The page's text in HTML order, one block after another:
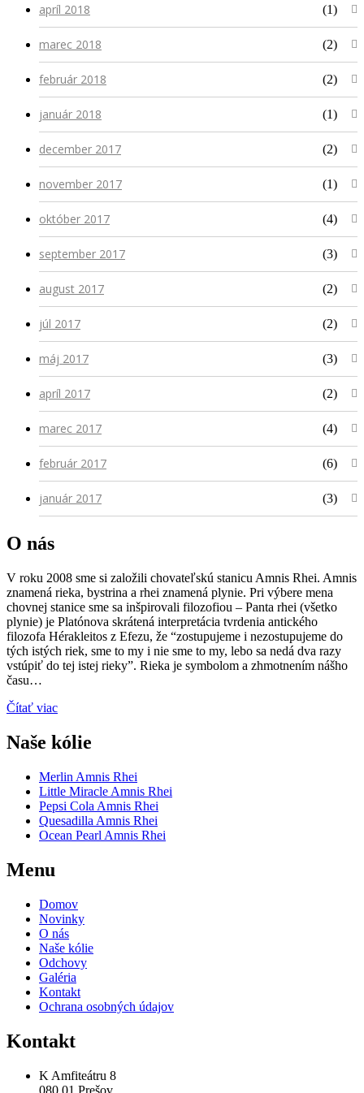
apríl 2018 (1)
marec 2018 (2)
február 2018 (2)
január 2018 (1)
december 2017 (2)
november 2017 (1)
október 2017 (4)
september 2017 (3)
august 2017 (2)
júl 2017 (2)
máj 2017 (3)
apríl 2017 (2)
marec 2017 (4)
február 2017 (6)
január 2017 (3)
O nás
V roku 2008 sme si založili chovateľskú stanicu Amnis Rhei. Amnis
znamená rieka, bystrina a rhei znamená plynie. Pri výbere mena
chovnej stanice sme sa inšpirovali filozofiou – Panta rhei (všetko
plynie) je Platónova skrátená interpretácia tvrdenia antického
filozofa Hérakleitos z Efezu, že “zostupujeme i nezostupujeme do
tých istých riek, sme to my i nie sme to my, lebo sa nedá dva razy
vstúpiť do tej istej rieky”. Rieka je symbolom a zhmotnením nášho
času…
Čítať viac
Naše kólie
Merlin Amnis Rhei
Little Miracle Amnis Rhei
Pepsi Cola Amnis Rhei
Quesadilla Amnis Rhei
Ocean Pearl Amnis Rhei
Menu
Domov
Novinky
O nás
Naše kólie
Odchovy
Galéria
Kontakt
Ochrana osobných údajov
Kontakt
K Amfiteátru 8
080 01 Prešov